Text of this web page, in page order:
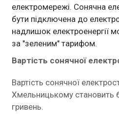
електромережі. Сонячна
бути підключена до
надлишок електроенергії
за "зеленим" тарифом.
Вартість сонячної
Вартість сонячної
Хмельницькому становить
гривень.